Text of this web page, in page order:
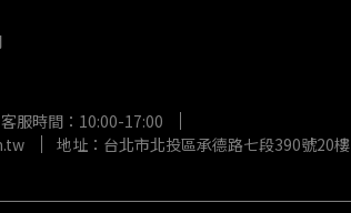
客服時間：10:00-17:00
地址：台北市北投區承德路七段390號20樓